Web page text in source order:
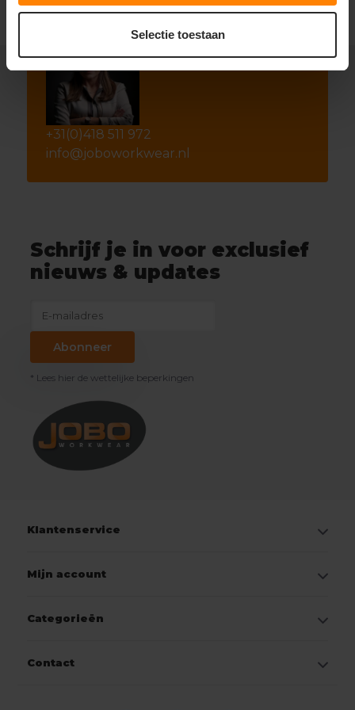
Selectie toestaan
+31(0)418 511 972
info@joboworkwear.nl
Schrijf je in voor exclusief
nieuws & updates
Abonneer
* Lees hier de wettelijke beperkingen
Klantenservice
Mijn account
Categorieën
Contact